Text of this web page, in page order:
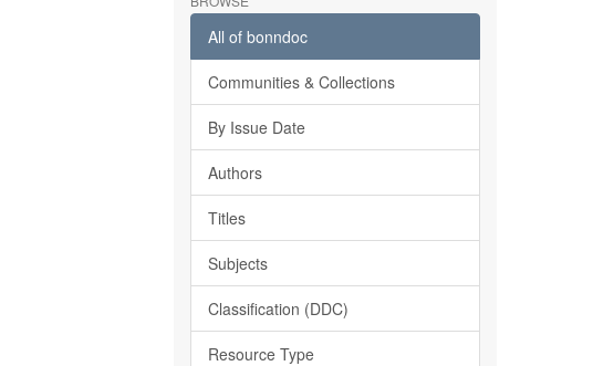
All of bonndoc
Communities & Collections
By Issue Date
Authors
Titles
Subjects
Classification (DDC)
Resource Type